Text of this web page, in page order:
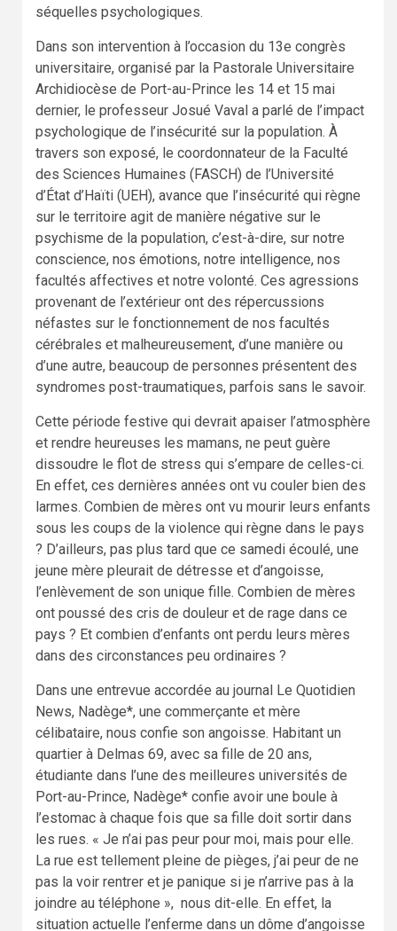
séquelles psychologiques.
Dans son intervention à l’occasion du 13e congrès
universitaire, organisé par la Pastorale Universitaire
Archidiocèse de Port-au-Prince les 14 et 15 mai
dernier, le professeur Josué Vaval a parlé de l’impact
psychologique de l’insécurité sur la population. À
travers son exposé, le coordonnateur de la Faculté
des Sciences Humaines (FASCH) de l’Université
d’État d’Haïti (UEH), avance que l’insécurité qui règne
sur le territoire agit de manière négative sur le
psychisme de la population, c’est-à-dire, sur notre
conscience, nos émotions, notre intelligence, nos
facultés affectives et notre volonté. Ces agressions
provenant de l’extérieur ont des répercussions
néfastes sur le fonctionnement de nos facultés
cérébrales et malheureusement, d’une manière ou
d’une autre, beaucoup de personnes présentent des
syndromes post-traumatiques, parfois sans le savoir.
Cette période festive qui devrait apaiser l’atmosphère
et rendre heureuses les mamans, ne peut guère
dissoudre le flot de stress qui s’empare de celles-ci.
En effet, ces dernières années ont vu couler bien des
larmes. Combien de mères ont vu mourir leurs enfants
sous les coups de la violence qui règne dans le pays
? D’ailleurs, pas plus tard que ce samedi écoulé, une
jeune mère pleurait de détresse et d’angoisse,
l’enlèvement de son unique fille. Combien de mères
ont poussé des cris de douleur et de rage dans ce
pays ? Et combien d’enfants ont perdu leurs mères
dans des circonstances peu ordinaires ?
Dans une entrevue accordée au journal Le Quotidien
News, Nadège*, une commerçante et mère
célibataire, nous confie son angoisse. Habitant un
quartier à Delmas 69, avec sa fille de 20 ans,
étudiante dans l’une des meilleures universités de
Port-au-Prince, Nadège* confie avoir une boule à
l’estomac à chaque fois que sa fille doit sortir dans
les rues. « Je n’ai pas peur pour moi, mais pour elle.
La rue est tellement pleine de pièges, j’ai peur de ne
pas la voir rentrer et je panique si je n’arrive pas à la
joindre au téléphone », nous dit-elle. En effet, la
situation actuelle l’enferme dans un dôme d’angoisse